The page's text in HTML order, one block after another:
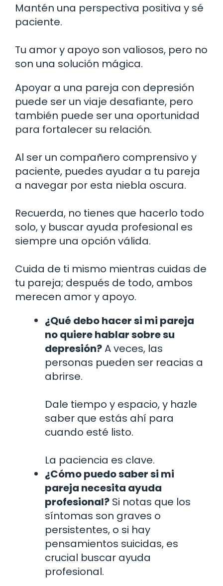
Mantén una perspectiva positiva y sé
paciente.
Tu amor y apoyo son valiosos, pero no
son una solución mágica.
Apoyar a una pareja con depresión
puede ser un viaje desafiante, pero
también puede ser una oportunidad
para fortalecer su relación.
Al ser un compañero comprensivo y
paciente, puedes ayudar a tu pareja
a navegar por esta niebla oscura.
Recuerda, no tienes que hacerlo todo
solo, y buscar ayuda profesional es
siempre una opción válida.
Cuida de ti mismo mientras cuidas de
tu pareja; después de todo, ambos
merecen amor y apoyo.
¿Qué debo hacer si mi pareja
no quiere hablar sobre su
depresión?A veces, las
personas pueden ser reacias a
abrirse.
Dale tiempo y espacio, y hazle
saber que estás ahí para
cuando esté listo.
La paciencia es clave.
¿Cómo puedo saber si mi
pareja necesita ayuda
profesional? Si notas que los
síntomas son graves o
persistentes, o si hay
pensamientos suicidas, es
crucial buscar ayuda
profesional.